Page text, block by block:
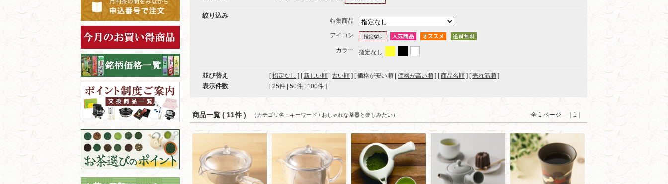
絞り込み
特集商品
アイコン
カラー 指定なし
並び替え [指定なし ] [ 新しい順 古い順 ] [ 価格が安い順 | 価格が高い順 ] [商品名順 ] [売れ筋順 ]
表示件数 [ 25件 50件 100件 ]
商品一覧 ( 11件 ) 全 1 ページ ｜1｜
（カテゴリ名：キーワード / おしゃれな茶器と楽しみたい）